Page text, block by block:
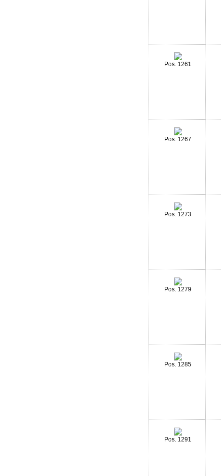
Pos. 1261
Pos. 1267
Pos. 1273
Pos. 1279
Pos. 1285
Pos. 1291